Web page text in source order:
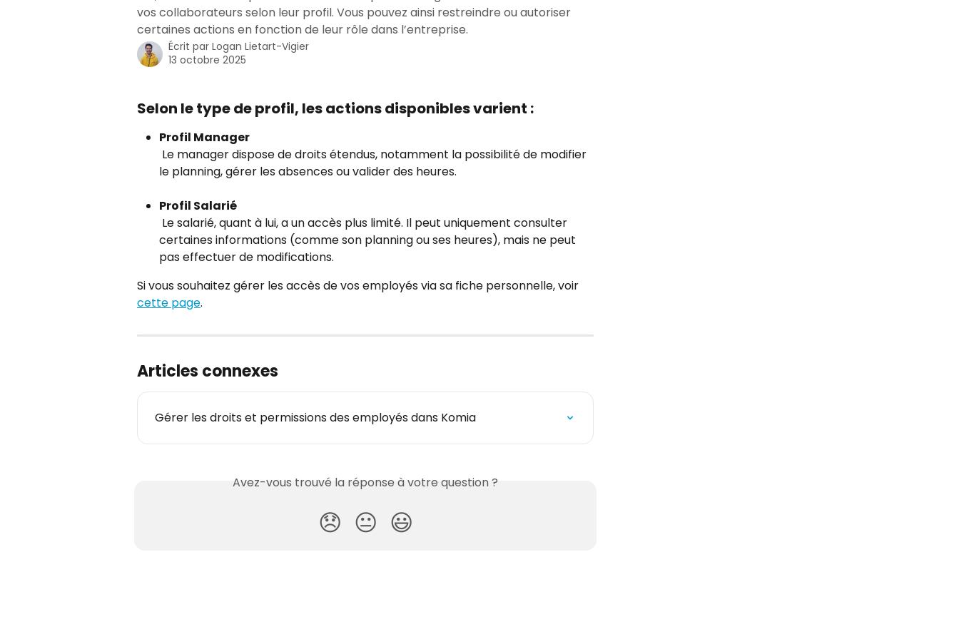
vos collaborateurs selon leur profil. Vous pouvez ainsi restreindre ou autoriser
certaines actions en fonction de leur rôle dans l’entreprise.
Écrit par Logan Lietart-Vigier
13 octobre 2025
Selon le type de profil, les actions disponibles varient :
Profil Manager
Le manager dispose de droits étendus, notamment la possibilité de modifier
le planning, gérer les absences ou valider des heures.
Profil Salarié
Le salarié, quant à lui, a un accès plus limité. Il peut uniquement consulter
certaines informations (comme son planning ou ses heures), mais ne peut
pas effectuer de modifications.
Si vous souhaitez gérer les accès de vos employés via sa fiche personnelle, voir
cette page.
Articles connexes
Gérer les droits et permissions des employés dans Komia
Avez-vous trouvé la réponse à votre question ?
😞 😐 😃